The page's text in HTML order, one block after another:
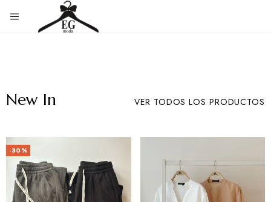
Eg
Tienda
New In VER TODOS LOS PRODUCTOS
-30%